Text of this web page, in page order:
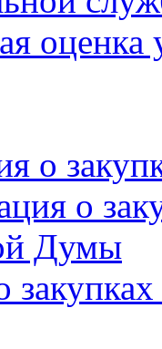
оценка
о
о
Думы